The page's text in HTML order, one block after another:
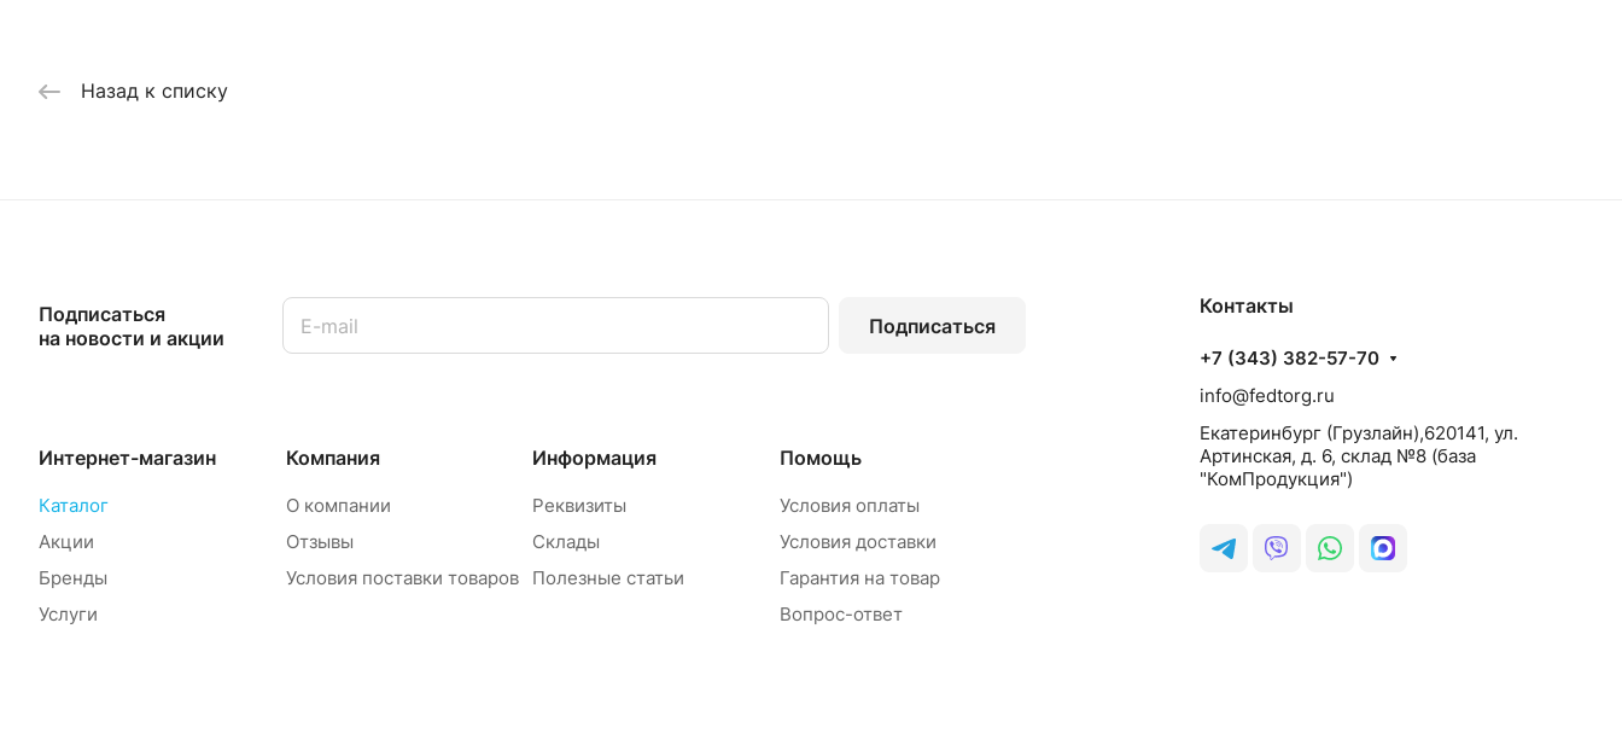
Назад к списку
Подписаться
на новости и акции
Подписаться
Интернет-магазин
Каталог
Акции
Бренды
Услуги
Компания
О компании
Отзывы
Условия поставки товаров
Информация
Реквизиты
Склады
Полезные статьи
Помощь
Условия оплаты
Условия доставки
Гарантия на товар
Вопрос-ответ
Контакты
+7 (343) 382-57-70
info@fedtorg.ru
Екатеринбург (Грузлайн),620141, ул.
Артинская, д. 6, склад №8 (база
"КомПродукция")